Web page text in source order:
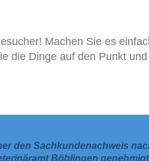
Machen Sie es
die Dinge auf den Punkt
den Sachkundenachweis
Böblingen genehmigt